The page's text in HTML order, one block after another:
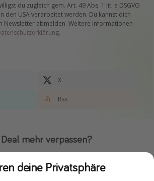
du zugleich gem. Art. 49 Abs. 1 lit. a DSGVO
den USA verarbeitet werden. Du kannst dich
Newsletter abmelden. Weitere Informationen
.
X
Rss
mehr verpassen?
App herunter.
deine Privatsphäre